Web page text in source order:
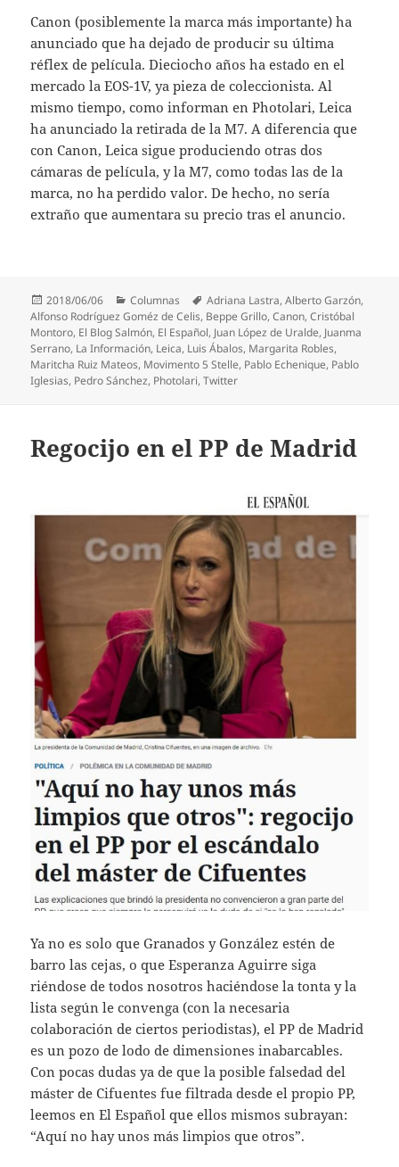
Canon (posiblemente la marca más importante) ha
anunciado que ha dejado de producir su última
réflex de película. Dieciocho años ha estado en el
mercado la EOS-1V, ya pieza de coleccionista. Al
mismo tiempo, como informan en Photolari, Leica
ha anunciado la retirada de la M7. A diferencia que
con Canon, Leica sigue produciendo otras dos
cámaras de película, y la M7, como todas las de la
marca, no ha perdido valor. De hecho, no sería
extraño que aumentara su precio tras el anuncio.
Publicado
el
2018/06/06 Categorías
Columnas Etiquetas
Adriana Lastra,Alberto Garzón,
Alfonso Rodríguez Goméz de Celis, Beppe Grillo,Canon,Cristóbal
Montoro, El Blog Salmón, El Español, Juan López de Uralde, Juanma
Serrano, La Información, Leica, Luis Ábalos, Margarita Robles,
Maritcha Ruiz Mateos, Movimento 5 Stelle, Pablo Echenique, Pablo
Iglesias, Pedro Sánchez, Photolari,Twitter
Regocijo en el PP de Madrid
Ya no es solo que Granados y González estén de
barro las cejas, o que Esperanza Aguirre siga
riéndose de todos nosotros haciéndose la tonta y la
lista según le convenga (con la necesaria
colaboración de ciertos periodistas), el PP de Madrid
es un pozo de lodo de dimensiones inabarcables.
Con pocas dudas ya de que la posible falsedad del
máster de Cifuentes fue filtrada desde el propio PP,
leemos en El Español que ellos mismos subrayan:
“Aquí no hay unos más limpios que otros”.